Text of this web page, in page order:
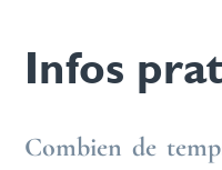
Infos
Combien de